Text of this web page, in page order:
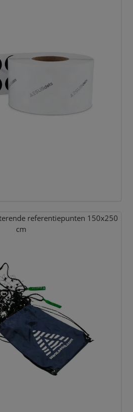
referentiepunten 150x250
cm